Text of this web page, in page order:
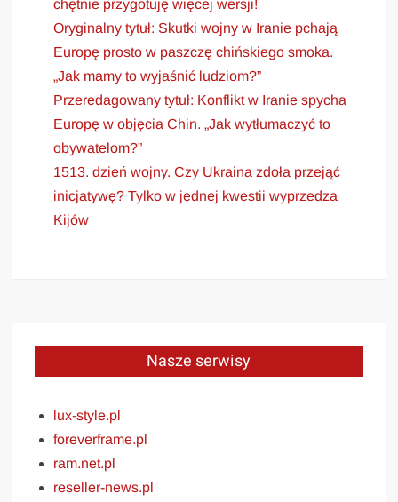
chętnie przygotuję więcej wersji!
Oryginalny tytuł: Skutki wojny w Iranie pchają
Europę prosto w paszczę chińskiego smoka.
„Jak mamy to wyjaśnić ludziom?”
Przeredagowany tytuł: Konflikt w Iranie spycha
Europę w objęcia Chin. „Jak wytłumaczyć to
obywatelom?”
1513. dzień wojny. Czy Ukraina zdoła przejąć
inicjatywę? Tylko w jednej kwestii wyprzedza
Kijów
Nasze serwisy
lux-style.pl
foreverframe.pl
ram.net.pl
reseller-news.pl